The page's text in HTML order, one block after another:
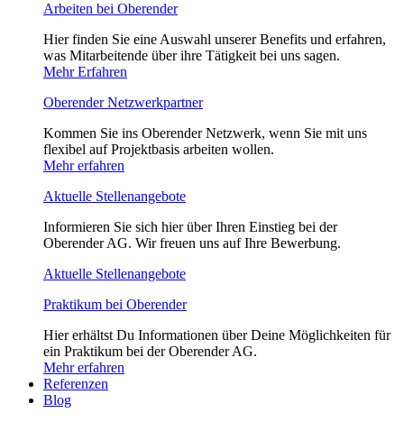
Arbeiten bei Oberender
Hier finden Sie eine Auswahl unserer Benefits und erfahren,
was Mitarbeitende über ihre Tätigkeit bei uns sagen.
Mehr Erfahren
Oberender Netzwerkpartner
Kommen Sie ins Oberender Netzwerk, wenn Sie mit uns
flexibel auf Projektbasis arbeiten wollen.
Mehr erfahren
Aktuelle Stellenangebote
Informieren Sie sich hier über Ihren Einstieg bei der
Oberender AG. Wir freuen uns auf Ihre Bewerbung.
Aktuelle Stellenangebote
Praktikum bei Oberender
Hier erhältst Du Informationen über Deine Möglichkeiten für
ein Praktikum bei der Oberender AG.
Mehr erfahren
Referenzen
Blog